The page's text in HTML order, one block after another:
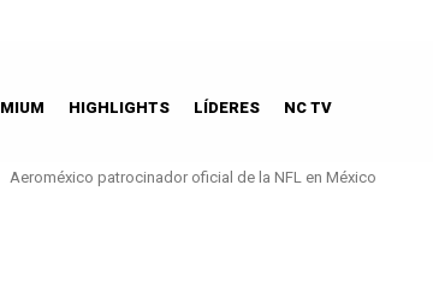
HIGHLIGHTS LÍDERES NC TV
Aeroméxico patrocinador oficial de la NFL en México